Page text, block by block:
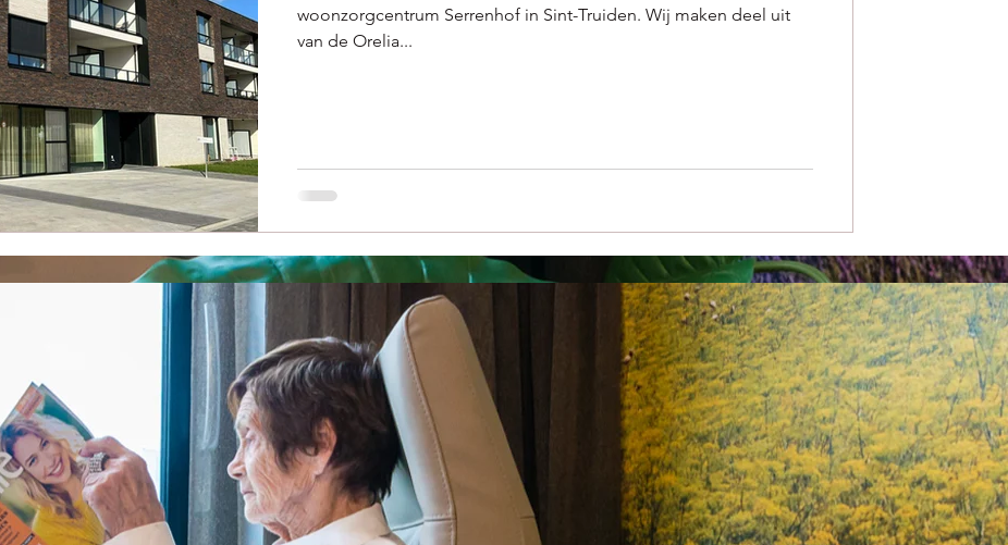
woonzorgcentrum Serrenhof in Sint-Truiden. Wij maken deel uit
van de Orelia...